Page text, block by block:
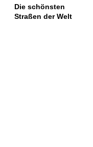
Die schönsten
Straßen der Welt